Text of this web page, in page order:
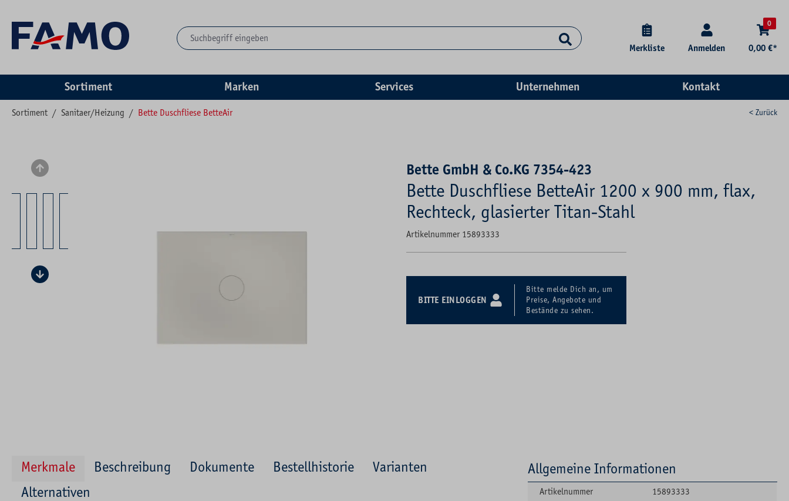
Merkliste Anmelden
0
0,00 €*
Sortiment Marken Services Unternehmen Kontakt
Sortiment / Sanitaer/Heizung / Bette Duschfliese BetteAir < Zurück
Bildergalerie überspringen Bette GmbH & Co.KG 7354-423
Bette Duschfliese BetteAir 1200 x 900 mm, flax,
Rechteck, glasierter Titan-Stahl
Artikelnummer 15893333
BITTE EINLOGGEN
Bitte melde Dich an, um
Preise, Angebote und
Bestände zu sehen.
Merkmale Beschreibung Dokumente Bestellhistorie
Varianten
Alternativen
Allgemeine Informationen
Artikelnummer
15893333